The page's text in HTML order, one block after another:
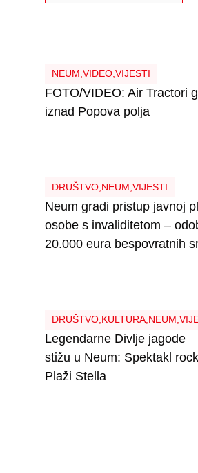
NEUM VIDEO, VIJESTI
FOTO/VIDEO: Air Tractori
iznad Popova polja
DRUŠTVO, NEUM VIJESTI
Neum gradi pristup javnoj
osobe s invaliditetom –
20.000 eura bespovratnih
DRUŠTVO, KULTURA, NEUM
Legendarne Divlje jagode
stižu u Neum: Spektakl
Plaži Stella